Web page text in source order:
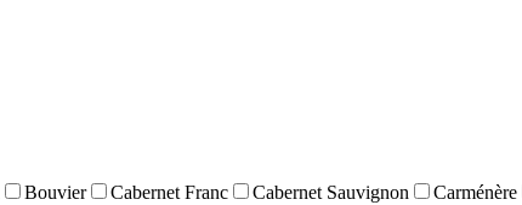
Bouvier Cabernet Franc Cabernet Sauvignon Carménère